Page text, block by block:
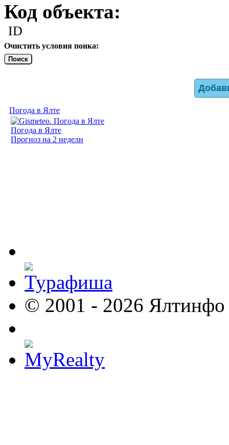
Код объекта:
ID
Очистить условия поика:
Поиск
Погода в Ялте
Погода в Ялте
Прогноз на 2 недели
© 2001 - 2026 Ялтинфо